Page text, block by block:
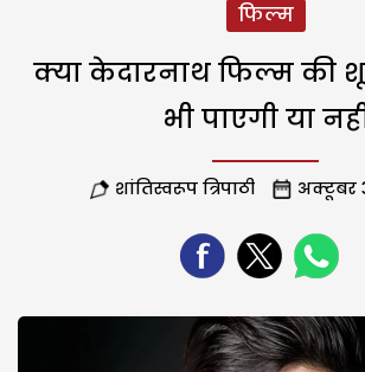
फिल्म
क्या केदारनाथ फिल्म की
भी पाएगी या
शांतिस्वरूप त्रिपाठी अक्टूबर